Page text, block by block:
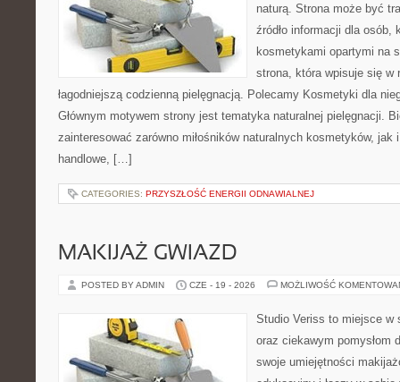
naturą. Strona może być
źródło informacji dla osób,
kosmetykami opartymi na
strona, która wpisuje się w
łagodniejszą codzienną pielęgnacją. Polecamy Kosmetyki dla
Głównym motywem strony jest tematyka naturalnej pielęgnacji.
zainteresować zarówno miłośników naturalnych kosmetyków, jak
handlowe, […]
CATEGORIES: PRZYSZŁOŚĆ ENERGII ODNAWIALNEJ
MAKIJAŻ GWIAZD
POSTED BY ADMIN CZE - 19 - 2026 MOŻLIWOŚĆ
Studio Veriss to miejsce w
oraz ciekawym pomysłom
swoje umiejętności